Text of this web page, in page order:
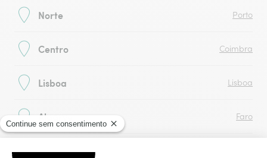
Norte Porto
Centro Coimbra
Lisboa Lisboa
Algarve Faro
Açores